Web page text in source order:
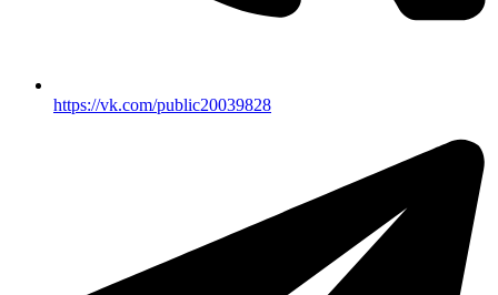
https://vk.com/public20039828